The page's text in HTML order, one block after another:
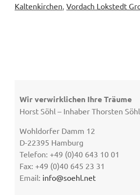
Kaltenkirchen, Vordach Lokstedt
Wir verwirklichen Ihre Träume
Horst Söhl – Inhaber Thorsten
Wohldorfer Damm 12
D-22395 Hamburg
Telefon: +49 (0)40 643 10 01
Fax: +49 (0)40 645 23 31
Email: info@soehl.net